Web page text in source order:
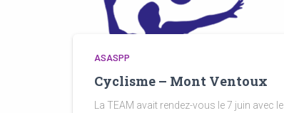
ASASPP
Cyclisme – Mont Ventoux
La TEAM avait rendez-vous le 7 juin avec le